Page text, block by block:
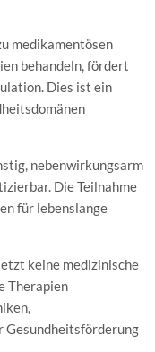
medikamentösen
behandeln, fördert
Dies ist ein
nebenwirkungsarm
Die Teilnahme
für lebenslange
keine medizinische
Therapien